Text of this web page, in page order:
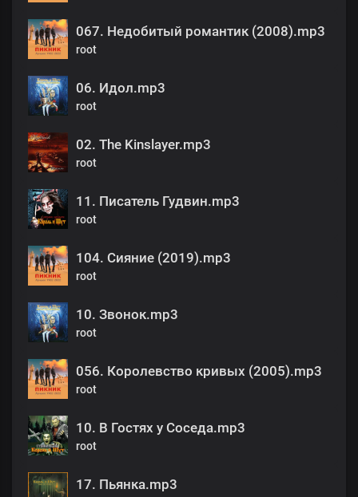
067. Недобитый романтик (2008).mp3
root
06. Идол.mp3
root
02. The Kinslayer.mp3
root
11. Писатель Гудвин.mp3
root
104. Сияние (2019).mp3
root
10. Звонок.mp3
root
056. Королевство кривых (2005).mp3
root
10. В Гостях у Соседа.mp3
root
17. Пьянка.mp3